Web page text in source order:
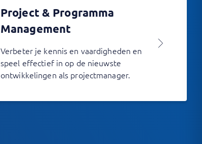
Project & Programma
Management
Verbeter je kennis en vaardigheden en
speel effectief in op de nieuwste
ontwikkelingen als projectmanager.